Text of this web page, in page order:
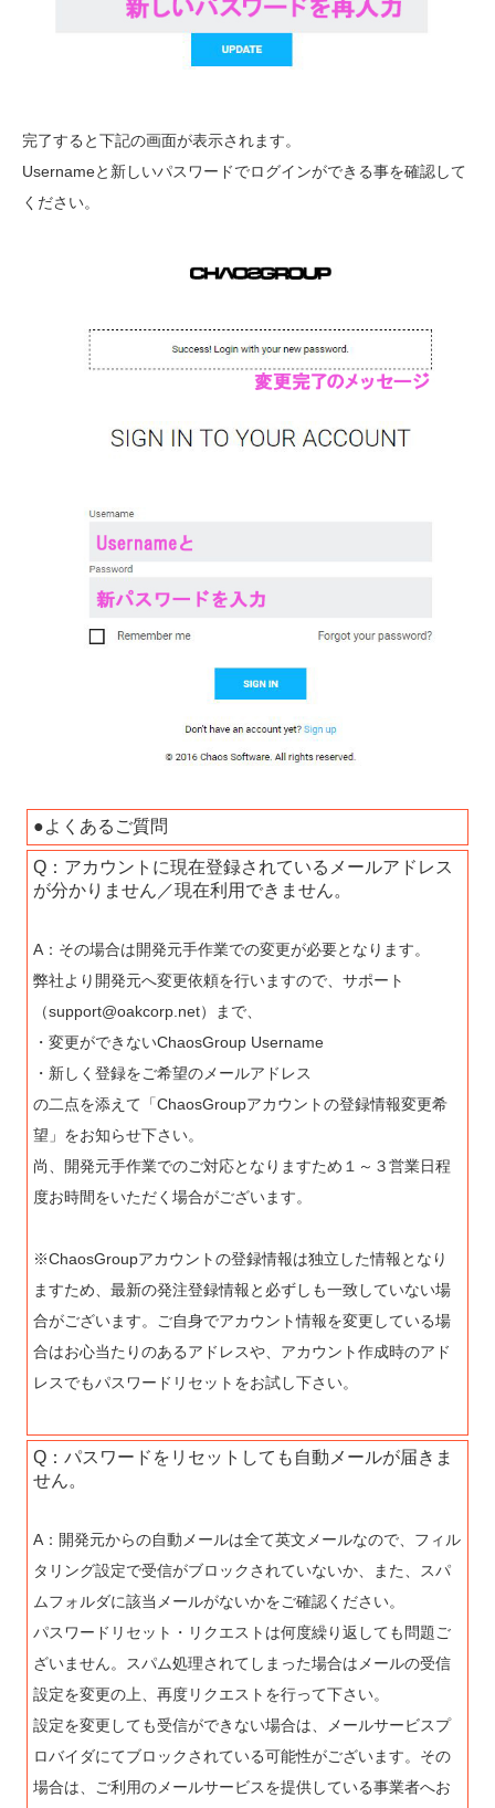
完了すると下記の画面が表示されます。
Usernameと新しいパスワードでログインができる事を確認して
ください。
●よくあるご質問
Q：アカウントに現在登録されているメールアドレス
が分かりません／現在利用できません。
A：その場合は開発元手作業での変更が必要となります。
弊社より開発元へ変更依頼を行いますので、サポート
（support@oakcorp.net）まで、
・変更ができないChaosGroup Username
・新しく登録をご希望のメールアドレス
の二点を添えて「ChaosGroupアカウントの登録情報変更希
望」をお知らせ下さい。
尚、開発元手作業でのご対応となりますため１～３営業日程
度お時間をいただく場合がございます。
※ChaosGroupアカウントの登録情報は独立した情報となり
ますため、最新の発注登録情報と必ずしも一致していない場
合がございます。ご自身でアカウント情報を変更している場
合はお心当たりのあるアドレスや、アカウント作成時のアド
レスでもパスワードリセットをお試し下さい。
Q：パスワードをリセットしても自動メールが届きま
せん。
A：開発元からの自動メールは全て英文メールなので、フィル
タリング設定で受信がブロックされていないか、また、スパ
ムフォルダに該当メールがないかをご確認ください。
パスワードリセット・リクエストは何度繰り返しても問題ご
ざいません。スパム処理されてしまった場合はメールの受信
設定を変更の上、再度リクエストを行って下さい。
設定を変更しても受信ができない場合は、メールサービスプ
ロバイダにてブロックされている可能性がございます。その
場合は、ご利用のメールサービスを提供している事業者へお